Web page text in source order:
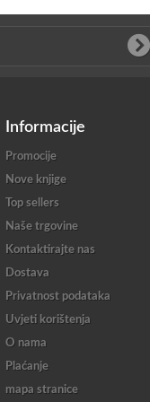
Informacije
Promocije
Nove knjige
Top sellers
Naše trgovine
Kontaktirajte nas
Dostava
Privatnost podataka
Uvjeti korištenja
O nama
Plaćanje
mapa stranice